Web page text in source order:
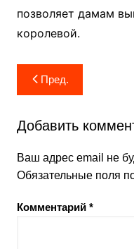
позволяет дамам
королевой.
Навигация
по
записям
Пред.
Добавить
Ваш адрес email не
Обязательные поля
Комментарий *